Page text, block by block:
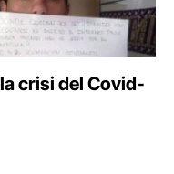
crisi del Covid-